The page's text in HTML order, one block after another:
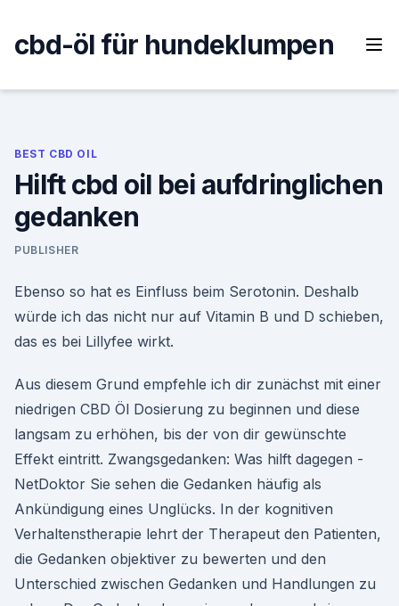
content
cbd-öl für hundeklumpen
BEST CBD OIL
Hilft cbd oil bei aufdringlichen
gedanken
PUBLISHER
Ebenso so hat es Einfluss beim Serotonin. Deshalb
würde ich das nicht nur auf Vitamin B und D schieben,
das es bei Lillyfee wirkt.
Aus diesem Grund empfehle ich dir zunächst mit einer
niedrigen CBD Öl Dosierung zu beginnen und diese
langsam zu erhöhen, bis der von dir gewünschte
Effekt eintritt. Zwangsgedanken: Was hilft dagegen -
NetDoktor Sie sehen die Gedanken häufig als
Ankündigung eines Unglücks. In der kognitiven
Verhaltenstherapie lehrt der Therapeut den Patienten,
die Gedanken objektiver zu bewerten und den
Unterschied zwischen Gedanken und Handlungen zu